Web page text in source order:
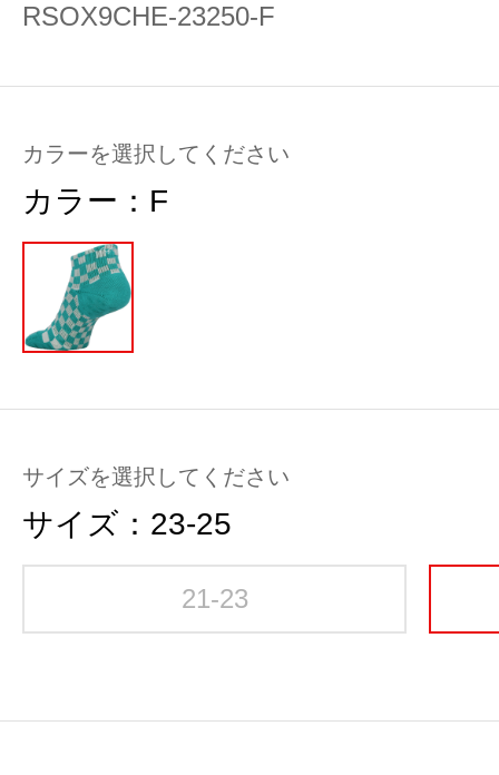
RSOX9CHE-23250-F
カラーを選択してください
カラー： F
サイズを選択してください
サイズ： 23-25
21-23